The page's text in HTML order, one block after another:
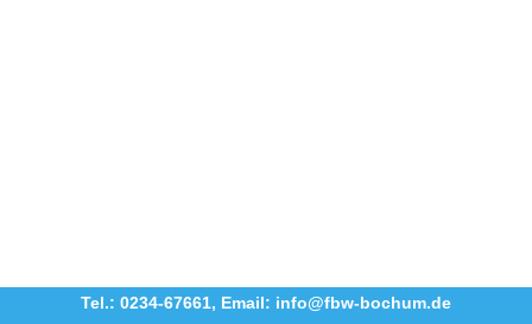
Tel.: 0234-67661, Email: info@fbw-bochum.de